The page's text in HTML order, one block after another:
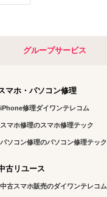
グループサービス
マホ・パソコン修理
iPhone修理ダイワンテレコム
スマホ修理のスマホ修理テック
パソコン修理のパソコン修理テック
古リユース
中古スマホ販売のダイワンテレコム